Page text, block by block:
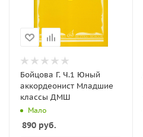
Бойцова Г. Ч.1 Юный
аккордеонист Младшие
классы ДМШ
Мало
890 руб.